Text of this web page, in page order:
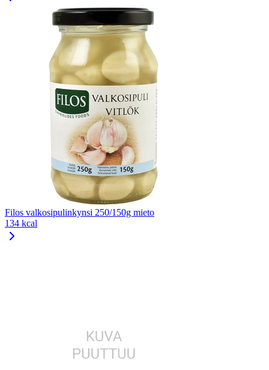
Filos valkosipulinkynsi 250/150g mieto
134 kcal